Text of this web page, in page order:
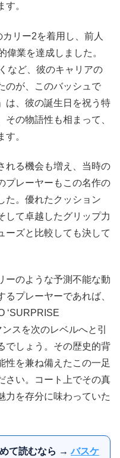
。
リー2を着用し、前人
偉業を達成しました。
など、彼のキャリアの
のが、このバッシュで
は、彼の誕生日を祝う特
の物語性も相まって、
。
れる機会も増え、当時の
プレーヤーもこの名作の
た。優れたクッション
して卓越したグリップ力
ーズと比較しても決して
ーのような予測不能な動
プレーヤーであれば、
‘SURPRISE
スを次のレベルへと引
でしょう。その歴史的背
性を兼ね備えたこの一足
さい。コート上でその真
力を存分に味わっていた
めて読むなら →バスケ